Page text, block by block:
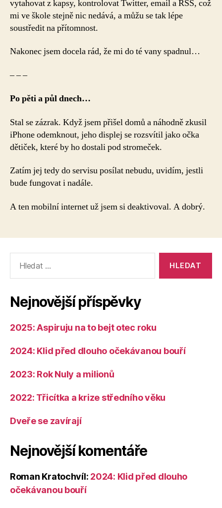
vytahovat z kapsy, kontrolovat Twitter, email a RSS, což
mi ve škole stejně nic nedává, a můžu se tak lépe
soustředit na přítomnost.
Nakonec jsem docela rád, že mi do té vany spadnul…
– – –
Po pěti a půl dnech…
Stal se zázrak. Když jsem přišel domů a náhodně zkusil
iPhone odemknout, jeho displej se rozsvítil jako očka
dětiček, které by ho dostali pod stromeček.
Zatím jej tedy do servisu posílat nebudu, uvidím, jestli
bude fungovat i nadále.
A ten mobilní internet už jsem si deaktivoval. A dobrý.
vyhledávání:
Nejnovější příspěvky
2025: Aspiruju na to bejt otec roku
2024: Klid před dlouho očekávanou bouří
2023: Rok Nuly a milionů
2022: Třicítka a krize středního věku
Dveře se zavírají
Nejnovější komentáře
Roman Kratochvíl: 2024: Klid před dlouho
očekávanou bouří